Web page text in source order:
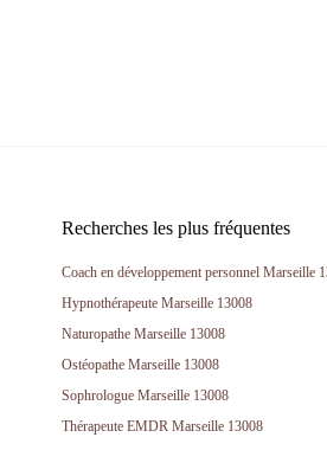
Recherches les plus fréquentes
Coach en développement personnel Marseille
Hypnothérapeute Marseille 13008
Naturopathe Marseille 13008
Ostéopathe Marseille 13008
Sophrologue Marseille 13008
Thérapeute EMDR Marseille 13008